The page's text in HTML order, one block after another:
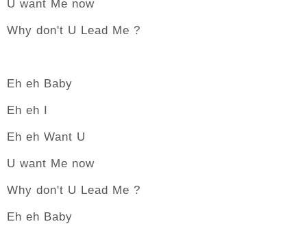
U want Me now
Why don't U Lead Me ?
Eh eh Baby
Eh eh I
Eh eh Want U
U want Me now
Why don't U Lead Me ?
Eh eh Baby